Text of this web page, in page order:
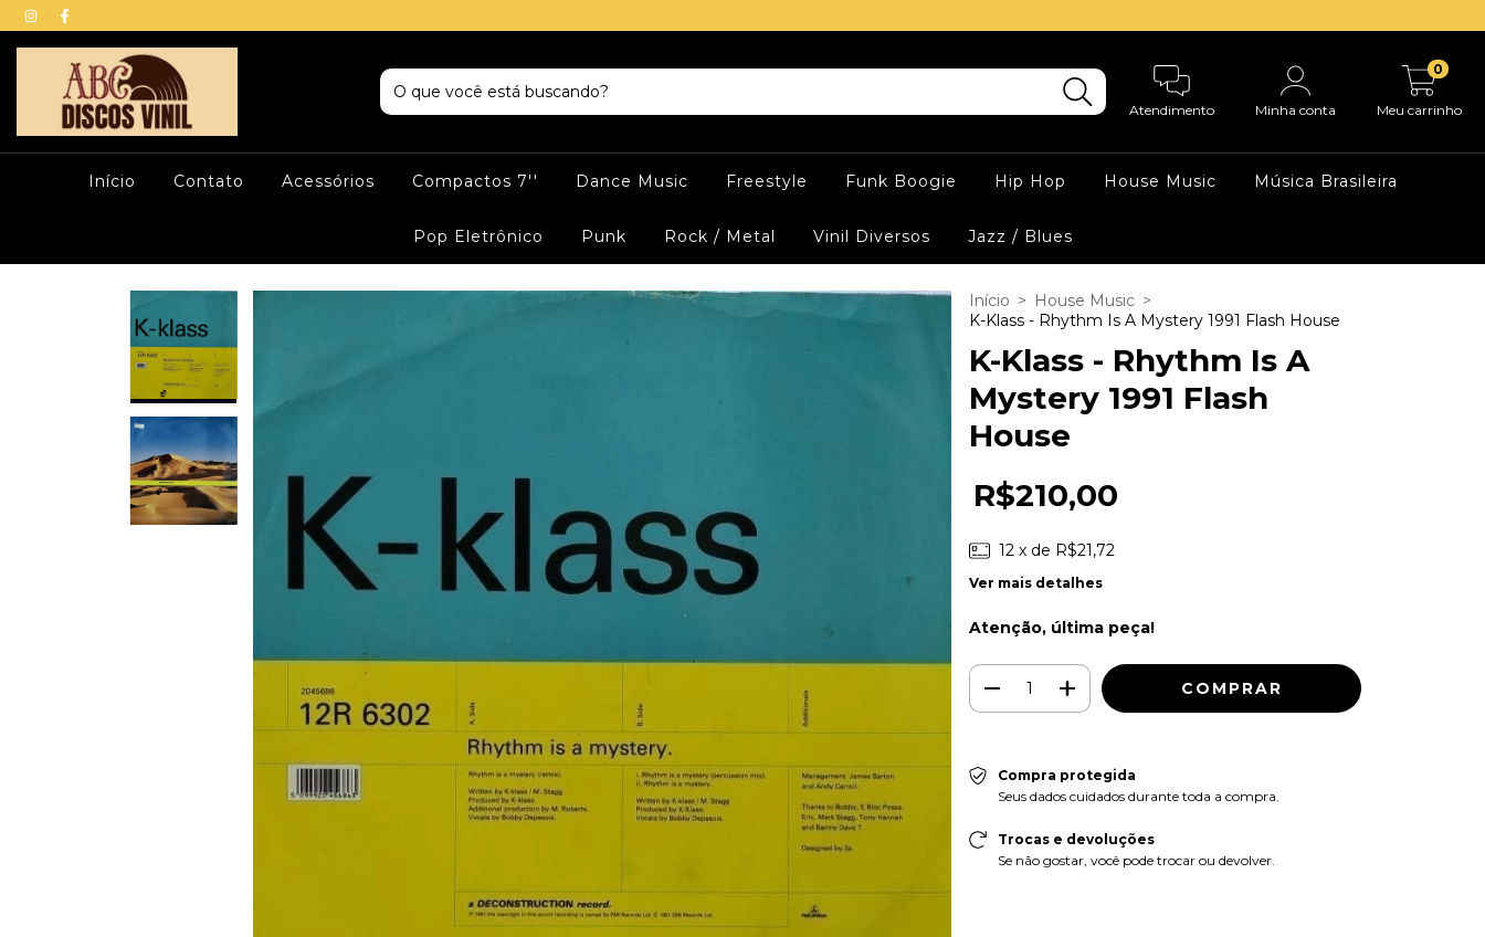
Atendimento Minha conta Meu carrinho
0
Início Contato Acessórios Compactos 7'' Dance Music Freestyle Funk Boogie Hip Hop House Music Música Brasileira
Pop Eletrônico Punk Rock / Metal Vinil Diversos Jazz / Blues
Início > House Music >
K-Klass - Rhythm Is A Mystery 1991 Flash House
K-Klass - Rhythm Is A
Mystery 1991 Flash
House
R$210,00
12 x de R$21,72
Ver mais detalhes
Atenção, última peça!
Compra protegida
Seus dados cuidados durante toda a compra.
Trocas e devoluções
Se não gostar, você pode trocar ou devolver.